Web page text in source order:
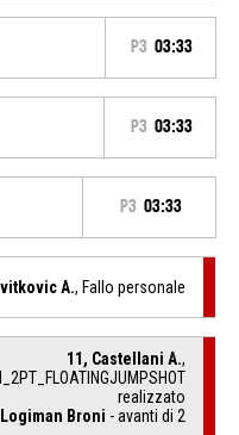
P3 03:33
P3 03:33
P3 03:33
A., Fallo personale
11, Castellani A.,
realizzato
Logiman Broni - avanti di 2